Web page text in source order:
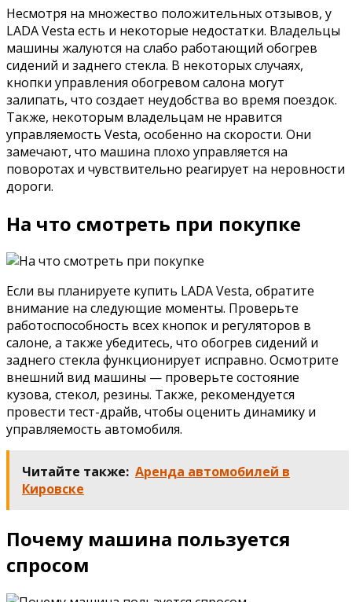
Несмотря на множество положительных отзывов, у
LADA Vesta есть и некоторые недостатки. Владельцы
машины жалуются на слабо работающий обогрев
сидений и заднего стекла. В некоторых случаях,
кнопки управления обогревом салона могут
залипать, что создает неудобства во время поездок.
Также, некоторым владельцам не нравится
управляемость Vesta, особенно на скорости. Они
замечают, что машина плохо управляется на
поворотах и чувствительно реагирует на неровности
дороги.
На что смотреть при покупке
Если вы планируете купить LADA Vesta, обратите
внимание на следующие моменты. Проверьте
работоспособность всех кнопок и регуляторов в
салоне, а также убедитесь, что обогрев сидений и
заднего стекла функционирует исправно. Осмотрите
внешний вид машины — проверьте состояние
кузова, стекол, резины. Также, рекомендуется
провести тест-драйв, чтобы оценить динамику и
управляемость автомобиля.
Читайте также: Аренда автомобилей в
Кировске
Почему машина пользуется
спросом